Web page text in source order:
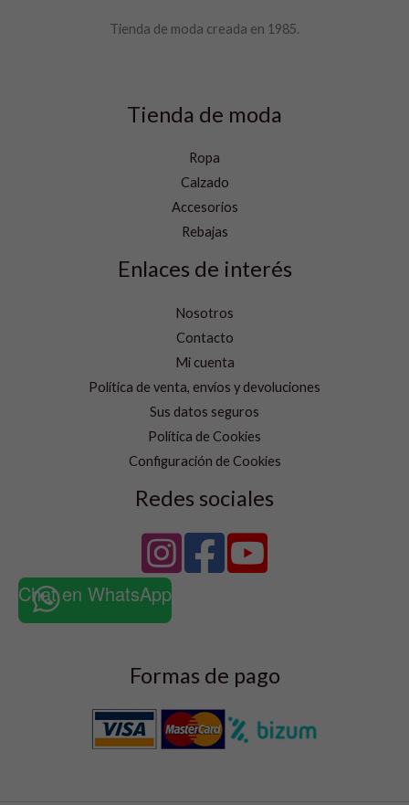
Tienda de moda creada en 1985.
Tienda de moda
Ropa
Calzado
Accesorios
Rebajas
Enlaces de interés
Nosotros
Contacto
Mi cuenta
Política de venta, envíos y devoluciones
Sus datos seguros
Política de Cookies
Configuración de Cookies
Redes sociales
Chat en WhatsApp
Formas de pago